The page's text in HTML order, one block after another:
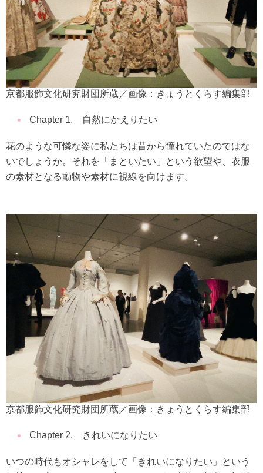
京都服飾文化研究財団所蔵／画像：きょうとくらす編集部
Chapter 1. 自然にかえりたい
花のような可憐な姿に私たちは昔から憧れていたのではな
いでしょうか。それを「まといたい」という欲望や、衣服
の素材となる動物や素材に視線を向けます。
京都服飾文化研究財団所蔵／画像：きょうとくらす編集部
Chapter 2. きれいになりたい
いつの時代もオシャレをして「きれいになりたい」という